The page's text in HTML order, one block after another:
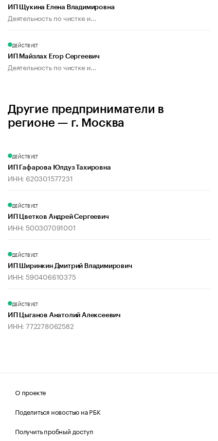
ИП Щукина Елена Владимировна
Деятельность по чистке и...
ДЕЙСТВУЕТ
ИП Майзлах Егор Сергеевич
Деятельность по чистке и...
Другие предприниматели в
регионе — г. Москва
ДЕЙСТВУЕТ
ИП Гафарова Юлдуз Тахировна
ИНН: 620301577231
ДЕЙСТВУЕТ
ИП Цветков Андрей Сергеевич
ИНН: 500307091001
ДЕЙСТВУЕТ
ИП Ширинкин Дмитрий Владимирович
ИНН: 590406610375
ДЕЙСТВУЕТ
ИП Цыганов Анатолий Алексеевич
ИНН: 772278062582
О проекте
Поделиться новостью на РБК
Получить пробный доступ